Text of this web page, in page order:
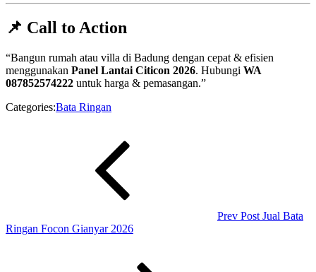
📌 Call to Action
“Bangun rumah atau villa di Badung dengan cepat & efisien
menggunakan Panel Lantai Citicon 2026. Hubungi WA
087852574222 untuk harga & pemasangan.”
Categories:Bata Ringan
Prev Post Jual Bata
Ringan Focon Gianyar 2026